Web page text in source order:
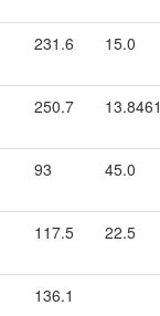
231.6 15.0
250.7
93 45.0
117.5 22.5
136.1